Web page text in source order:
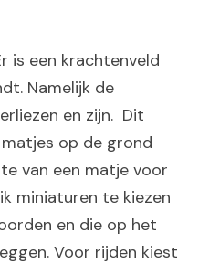
is een krachtenveld
Namelijk de
en zijn.  Dit
op de grond
van een matje voor
miniaturen te kiezen
en die op het
Voor rijden kiest